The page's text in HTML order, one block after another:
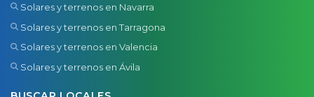
Solares y terrenos en Navarra
Solares y terrenos en Tarragona
Solares y terrenos en Valencia
Solares y terrenos en Ávila